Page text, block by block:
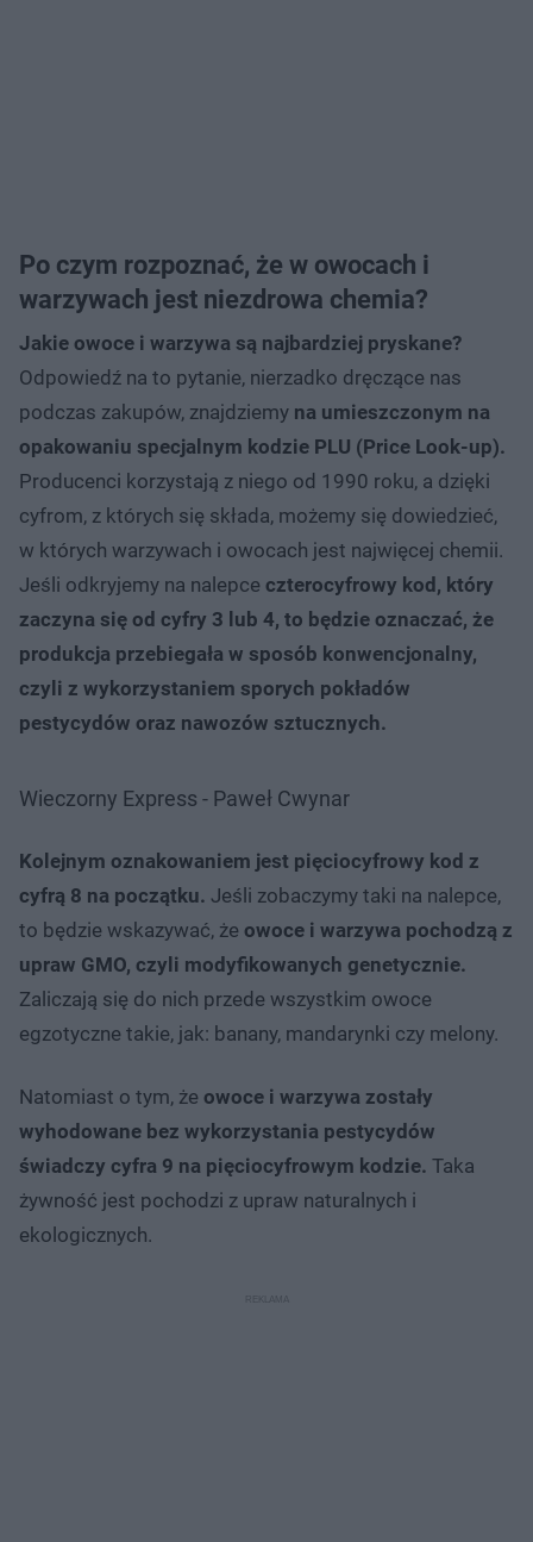
Po czym rozpoznać, że w owocach i
warzywach jest niezdrowa chemia?
Jakie owoce i warzywa są najbardziej pryskane?
Odpowiedź na to pytanie, nierzadko dręczące nas
podczas zakupów, znajdziemy na umieszczonym na
opakowaniu specjalnym kodzie PLU (Price Look-up).
Producenci korzystają z niego od 1990 roku, a dzięki
cyfrom, z których się składa, możemy się dowiedzieć,
w których warzywach i owocach jest najwięcej chemii.
Jeśli odkryjemy na nalepce czterocyfrowy kod, który
zaczyna się od cyfry 3 lub 4, to będzie oznaczać, że
produkcja przebiegała w sposób konwencjonalny,
czyli z wykorzystaniem sporych pokładów
pestycydów oraz nawozów sztucznych.
Wieczorny Express - Paweł Cwynar
Kolejnym oznakowaniem jest pięciocyfrowy kod z
cyfrą 8 na początku. Jeśli zobaczymy taki na nalepce,
to będzie wskazywać, że owoce i warzywa pochodzą z
upraw GMO, czyli modyfikowanych genetycznie.
Zaliczają się do nich przede wszystkim owoce
egzotyczne takie, jak: banany, mandarynki czy melony.
Natomiast o tym, że owoce i warzywa zostały
wyhodowane bez wykorzystania pestycydów
świadczy cyfra 9 na pięciocyfrowym kodzie. Taka
żywność jest pochodzi z upraw naturalnych i
ekologicznych.